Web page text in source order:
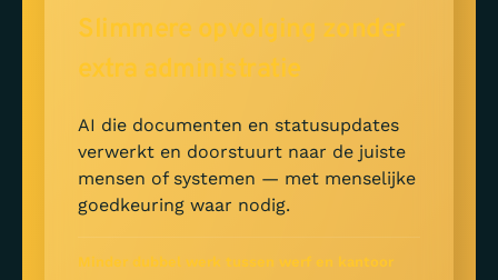
Slimmere opvolging zonder
extra administratie
AI die documenten en statusupdates
verwerkt en doorstuurt naar de juiste
mensen of systemen — met menselijke
goedkeuring waar nodig.
Minder dubbel werk tussen werf en kantoor